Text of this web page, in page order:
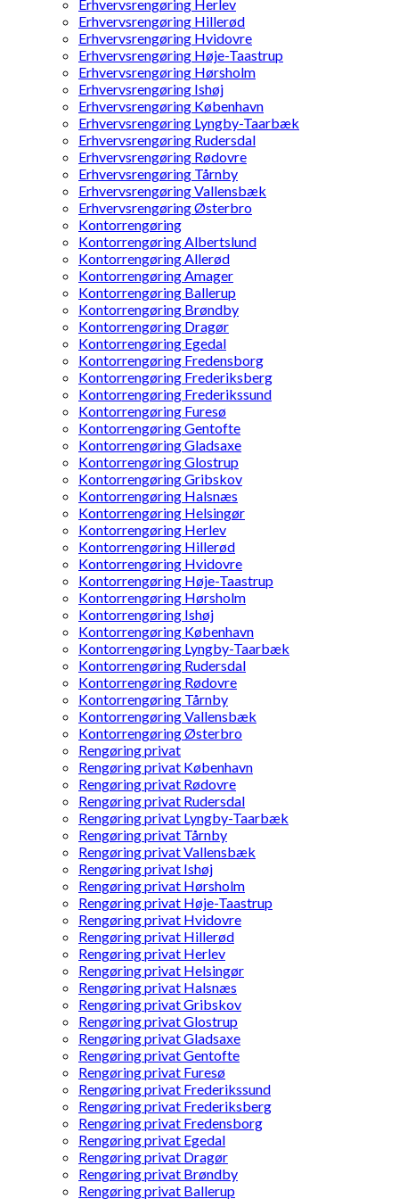
Erhvervsrengøring Herlev
Erhvervsrengøring Hillerød
Erhvervsrengøring Hvidovre
Erhvervsrengøring Høje-Taastrup
Erhvervsrengøring Hørsholm
Erhvervsrengøring Ishøj
Erhvervsrengøring København
Erhvervsrengøring Lyngby-Taarbæk
Erhvervsrengøring Rudersdal
Erhvervsrengøring Rødovre
Erhvervsrengøring Tårnby
Erhvervsrengøring Vallensbæk
Erhvervsrengøring Østerbro
Kontorrengøring
Kontorrengøring Albertslund
Kontorrengøring Allerød
Kontorrengøring Amager
Kontorrengøring Ballerup
Kontorrengøring Brøndby
Kontorrengøring Dragør
Kontorrengøring Egedal
Kontorrengøring Fredensborg
Kontorrengøring Frederiksberg
Kontorrengøring Frederikssund
Kontorrengøring Furesø
Kontorrengøring Gentofte
Kontorrengøring Gladsaxe
Kontorrengøring Glostrup
Kontorrengøring Gribskov
Kontorrengøring Halsnæs
Kontorrengøring Helsingør
Kontorrengøring Herlev
Kontorrengøring Hillerød
Kontorrengøring Hvidovre
Kontorrengøring Høje-Taastrup
Kontorrengøring Hørsholm
Kontorrengøring Ishøj
Kontorrengøring København
Kontorrengøring Lyngby-Taarbæk
Kontorrengøring Rudersdal
Kontorrengøring Rødovre
Kontorrengøring Tårnby
Kontorrengøring Vallensbæk
Kontorrengøring Østerbro
Rengøring privat
Rengøring privat København
Rengøring privat Rødovre
Rengøring privat Rudersdal
Rengøring privat Lyngby-Taarbæk
Rengøring privat Tårnby
Rengøring privat Vallensbæk
Rengøring privat Ishøj
Rengøring privat Hørsholm
Rengøring privat Høje-Taastrup
Rengøring privat Hvidovre
Rengøring privat Hillerød
Rengøring privat Herlev
Rengøring privat Helsingør
Rengøring privat Halsnæs
Rengøring privat Gribskov
Rengøring privat Glostrup
Rengøring privat Gladsaxe
Rengøring privat Gentofte
Rengøring privat Furesø
Rengøring privat Frederikssund
Rengøring privat Frederiksberg
Rengøring privat Fredensborg
Rengøring privat Egedal
Rengøring privat Dragør
Rengøring privat Brøndby
Rengøring privat Ballerup